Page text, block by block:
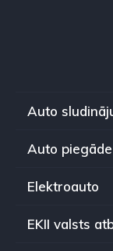
Auto
Auto piegāde
Elektroauto
EKII valsts